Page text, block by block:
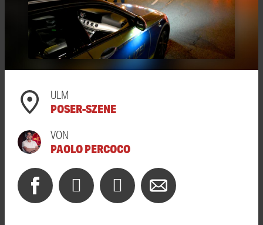
ULM
POSER-SZENE
VON
PAOLO PERCOCO